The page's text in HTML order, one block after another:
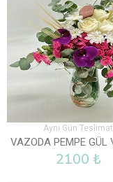
Aynı Gün Teslimat
2100 ₺